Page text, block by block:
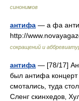
синонимов
антифа — а фа
http://
сокращений и
антифа — [78/17]
был антифа
смотались, туда
Сленг скинхедов,